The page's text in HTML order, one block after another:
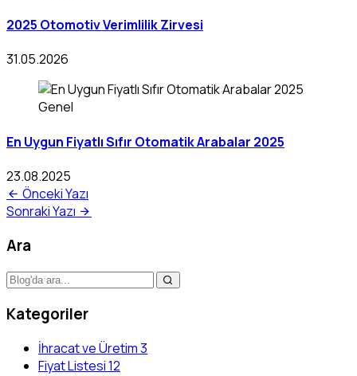
2025 Otomotiv Verimlilik Zirvesi
31.05.2026
Genel
En Uygun Fiyatlı Sıfır Otomatik Arabalar 2025
23.08.2025
Önceki Yazı
Sonraki Yazı
Ara
Kategoriler
İhracat ve Üretim3
Fiyat Listesi12